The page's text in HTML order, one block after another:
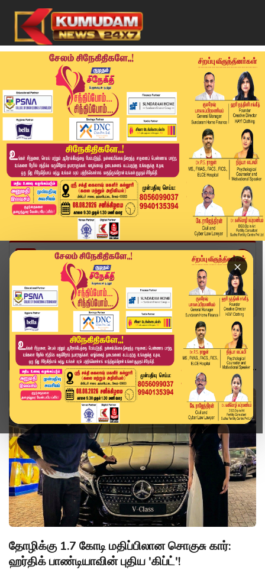
×
Home Topics
விளையாட்டு
தோழிக்கு 1.7 கோடி மதிப்பிலான சொகுசு கார்:
ஹர்திக் பாண்டியாவின் புதிய 'கிப்ட்'!